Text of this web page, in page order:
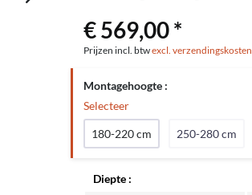
€ 569,00 *
Prijzen incl. btwexcl. verzendingskosten
Montagehoogte :
Selecteer
180-220 cm 250-280 cm
Diepte :